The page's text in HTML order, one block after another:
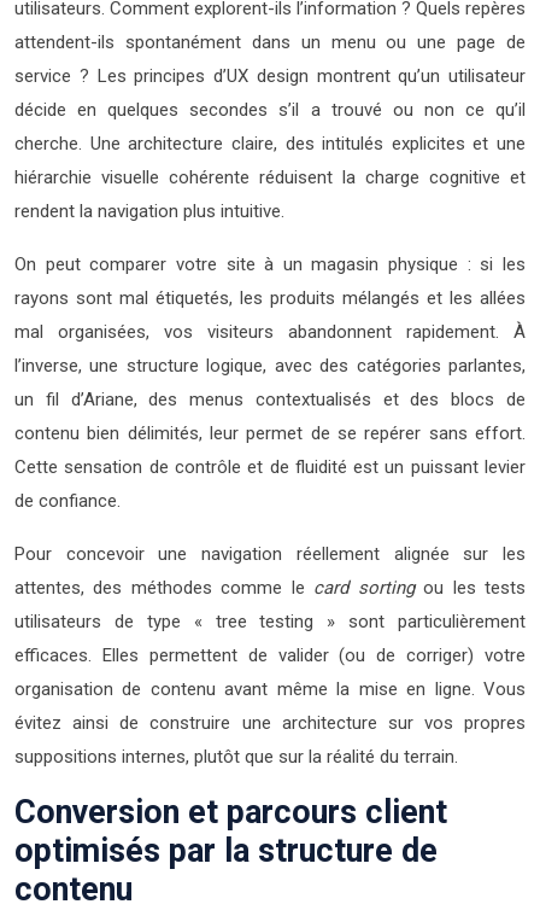
utilisateurs. Comment explorent-ils l’information ? Quels repères
attendent-ils spontanément dans un menu ou une page de
service ? Les principes d’UX design montrent qu’un utilisateur
décide en quelques secondes s’il a trouvé ou non ce qu’il
cherche. Une architecture claire, des intitulés explicites et une
hiérarchie visuelle cohérente réduisent la charge cognitive et
rendent la navigation plus intuitive.
On peut comparer votre site à un magasin physique : si les
rayons sont mal étiquetés, les produits mélangés et les allées
mal organisées, vos visiteurs abandonnent rapidement. À
l’inverse, une structure logique, avec des catégories parlantes,
un fil d’Ariane, des menus contextualisés et des blocs de
contenu bien délimités, leur permet de se repérer sans effort.
Cette sensation de contrôle et de fluidité est un puissant levier
de confiance.
Pour concevoir une navigation réellement alignée sur les
attentes, des méthodes comme le card sortingou les tests
utilisateurs de type « tree testing » sont particulièrement
efficaces. Elles permettent de valider (ou de corriger) votre
organisation de contenu avant même la mise en ligne. Vous
évitez ainsi de construire une architecture sur vos propres
suppositions internes, plutôt que sur la réalité du terrain.
Conversion et parcours client
optimisés par la structure de
contenu